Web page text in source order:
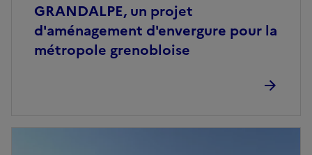
GRANDALPE, un projet
d'aménagement d'envergure pour la
métropole grenobloise